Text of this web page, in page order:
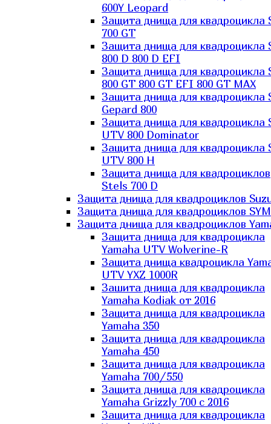
600Y Leopard
Защита днища для квадроцикла
700 GT
Защита днища для квадроцикла
800 D 800 D EFI
Защита днища для квадроцикла
800 GT 800 GT EFI 800 GT MAX
Защита днища для квадроцикла
Gepard 800
Защита днища для квадроцикла
UTV 800 Dominator
Защита днища для квадроцикла
UTV 800 H
Защита днища для квадроциклов
Stels 700 D
Защита днища для квадроциклов
Защита днища для квадроциклов SYM
Защита днища для квадроциклов
Защита днища для квадроцикла
Yamaha UTV Wolverine-R
Защита днища квадроцикла
UTV YXZ 1000R
Зашита днища для квадроцикла
Yamaha Kodiak от 2016
Защита днища для квадроцикла
Yamaha 350
Защита днища для квадроцикла
Yamaha 450
Защита днища для квадроцикла
Yamaha 700/550
Защита днища для квадроцикла
Yamaha Grizzly 700 с 2016
Защита днища для квадроцикла